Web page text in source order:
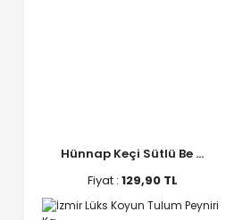
Hünnap Keçi Sütlü Be ...
Fiyat : 129,90 TL